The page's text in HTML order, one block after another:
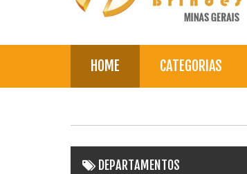
HOME CATEGORIAS
DEPARTAMENTOS